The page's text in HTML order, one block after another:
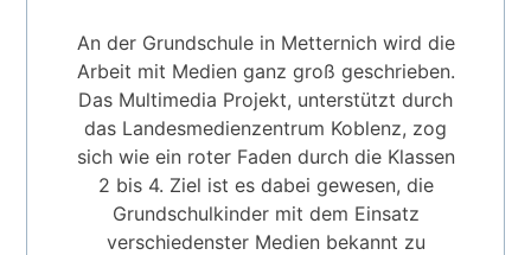
An der Grundschule in Metternich wird die
Arbeit mit Medien ganz groß geschrieben.
Das Multimedia Projekt, unterstützt durch
das Landesmedienzentrum Koblenz, zog
sich wie ein roter Faden durch die Klassen
2 bis 4. Ziel ist es dabei gewesen, die
Grundschulkinder mit dem Einsatz
verschiedenster Medien bekannt zu